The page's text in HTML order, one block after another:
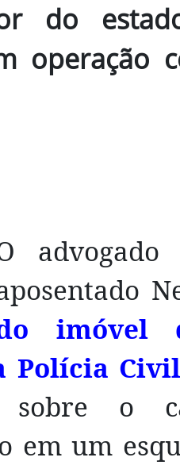
do
operação
imóvel
Polícia
sobre o
em um